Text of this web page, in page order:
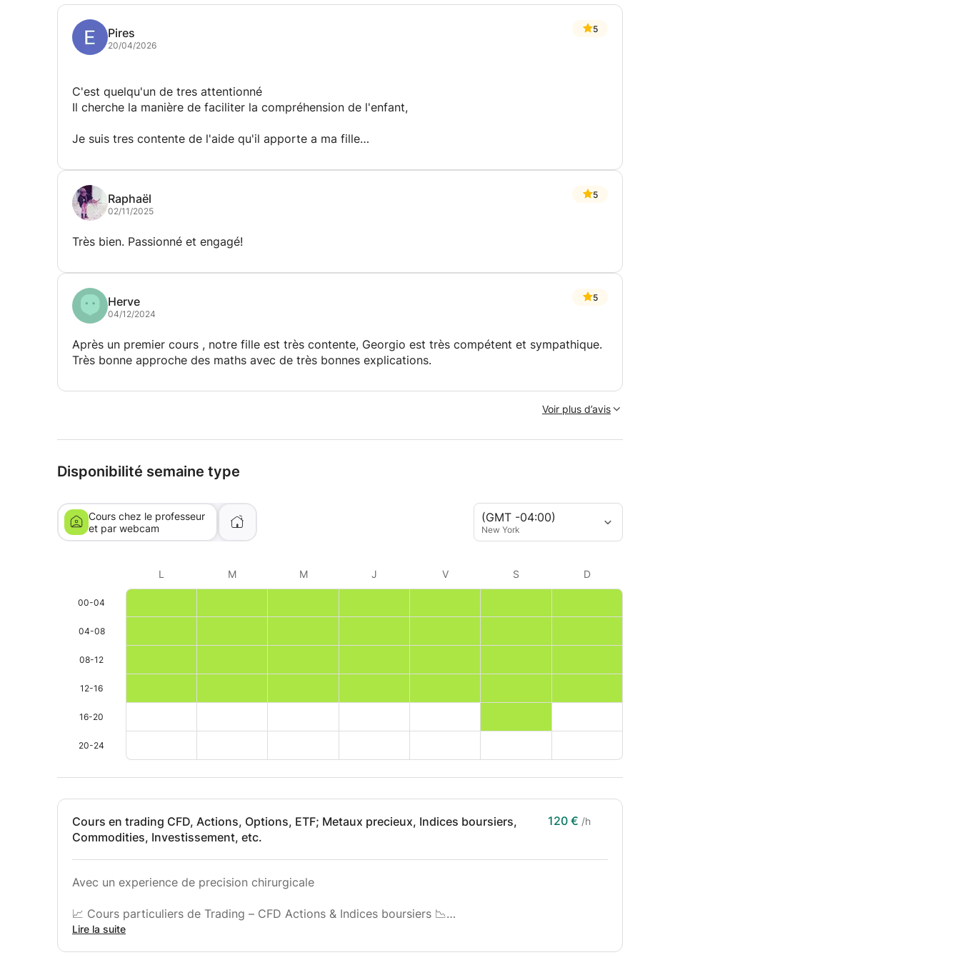
Géorgio
Pires
20/04/2026
5
C'est quelqu'un de tres attentionné
Il cherche la manière de faciliter la compréhension de l'enfant,
Je suis tres contente de l'aide qu'il apporte a ma fille
Raphaël
02/11/2025
5
Très bien. Passionné et engagé!
Herve
04/12/2024
5
Après un premier cours , notre fille est très contente, Georgio est très compétent et sympathique.
Très bonne approche des maths avec de très bonnes explications.
Voir plus d’avis
Disponibilité semaine type
(GMT -04:00)
New York
Cours chez le professeur
et par webcam
L M M J V S D
00-04
04-08
08-12
12-16
16-20
20-24
Cours en trading CFD, Actions, Options, ETF; Metaux precieux, Indices boursiers,
Commodities, Investissement, etc.
120 € /h
Avec un experience de precision chirurgicale
📈 Cours particuliers de Trading – CFD Actions & Indices boursiers 📉
Lire la suite